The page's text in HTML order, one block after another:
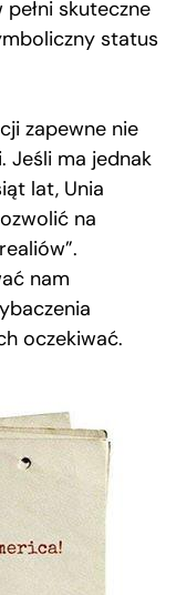
skuteczne
status
zapewne nie
Jeśli ma jednak
lat, Unia
na
nam
oczekiwać.